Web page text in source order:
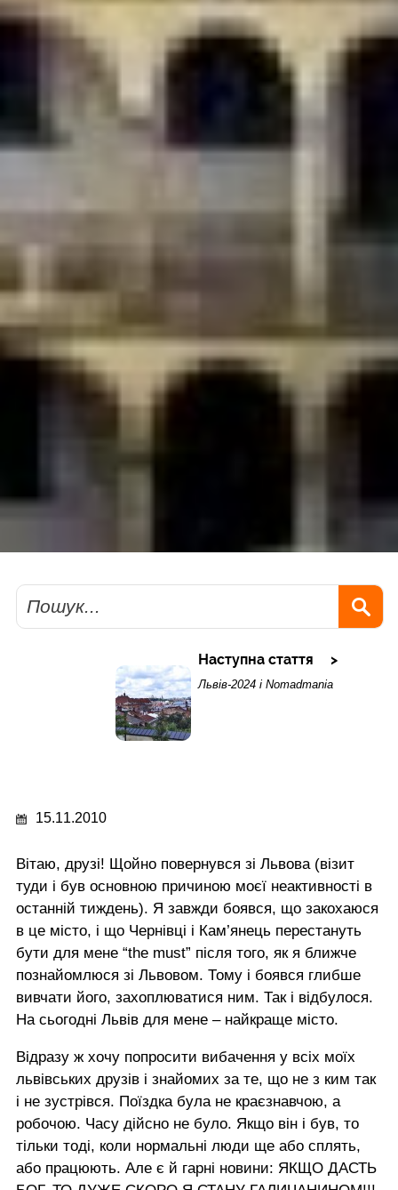
Пошук
Наступна стаття
Львів-2024 і Nomadmania
15.11.2010
Вітаю, друзі! Щойно повернувся зі Львова (візит
туди і був основною причиною моєї неактивності в
останній тиждень). Я завжди боявся, що закохаюся
в це місто, і що Чернівці і Кам’янець перестануть
бути для мене “the must” після того, як я ближче
познайомлюся зі Львовом. Тому і боявся глибше
вивчати його, захоплюватися ним. Так і відбулося.
На сьогодні Львів для мене – найкраще місто.
Відразу ж хочу попросити вибачення у всіх моїх
львівських друзів і знайомих за те, що не з ким так
і не зустрівся. Поїздка була не краєзнавчою, а
робочою. Часу дійсно не було. Якщо він і був, то
тільки тоді, коли нормальні люди ще або сплять,
або працюють. Але є й гарні новини: ЯКЩО ДАСТЬ